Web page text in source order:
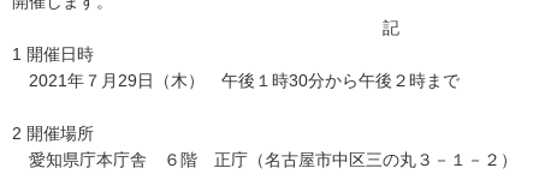
記
1 開催日時
2021年７月29日（木） 午後１時30分から午後２時まで
2 開催場所
愛知県庁本庁舎 ６階 正庁（名古屋市中区三の丸３－１－２）